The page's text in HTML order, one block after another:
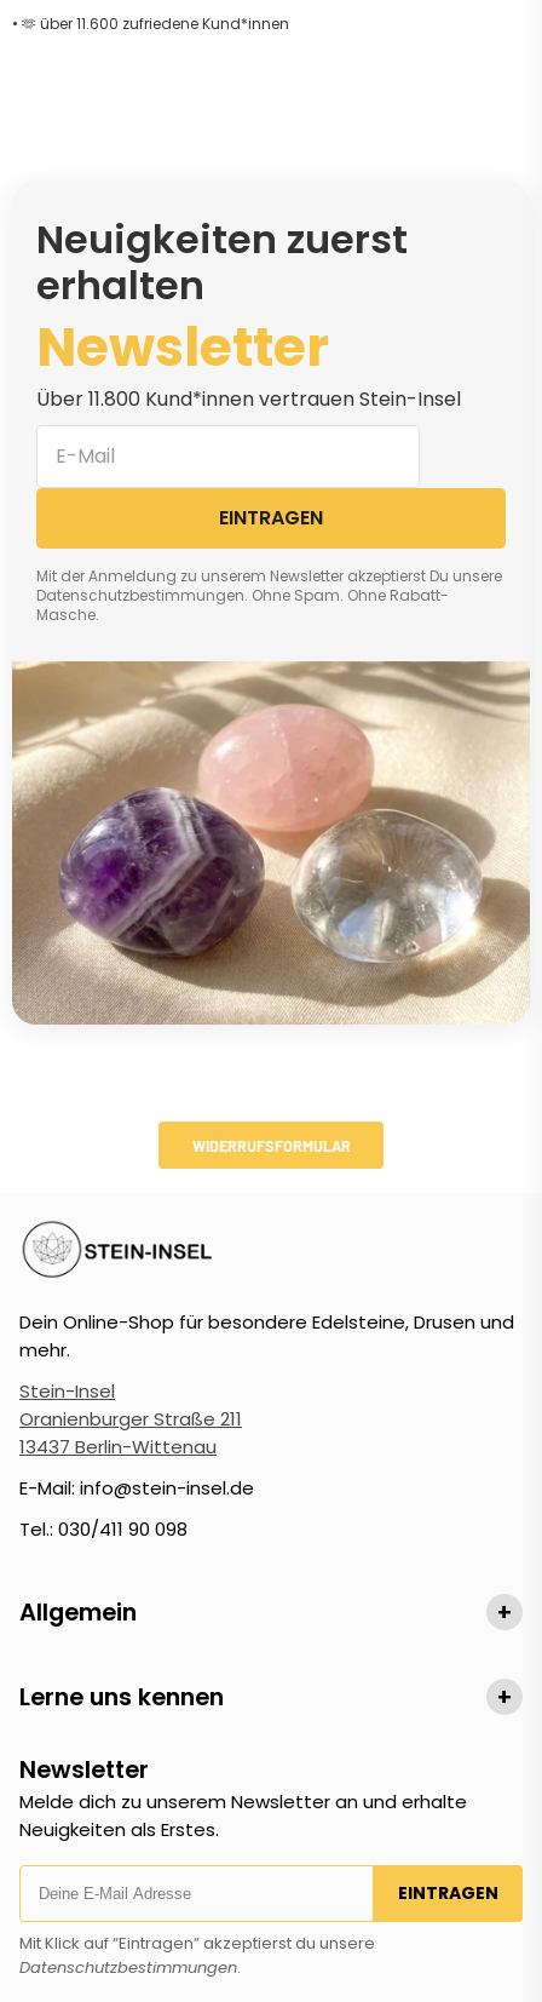
• 🫶 über 11.600 zufriedene Kund*innen
Neuigkeiten zuerst
erhalten
Newsletter
Über 11.800 Kund*innen vertrauen Stein-Insel
EINTRAGEN
Mit der Anmeldung zu unserem Newsletter akzeptierst Du unsere
Datenschutzbestimmungen. Ohne Spam. Ohne Rabatt-
Masche.
WIDERRUFSFORMULAR
Dein Online-Shop für besondere Edelsteine, Drusen und
mehr.
Stein-Insel
Oranienburger Straße 211
13437 Berlin-Wittenau
E-Mail: info@stein-insel.de
Tel.: 030/411 90 098
Allgemein +
Lerne uns kennen +
Newsletter
Melde dich zu unserem Newsletter an und erhalte
Neuigkeiten als Erstes.
EINTRAGEN
Mit Klick auf “Eintragen” akzeptierst du unsere
Datenschutzbestimmungen.